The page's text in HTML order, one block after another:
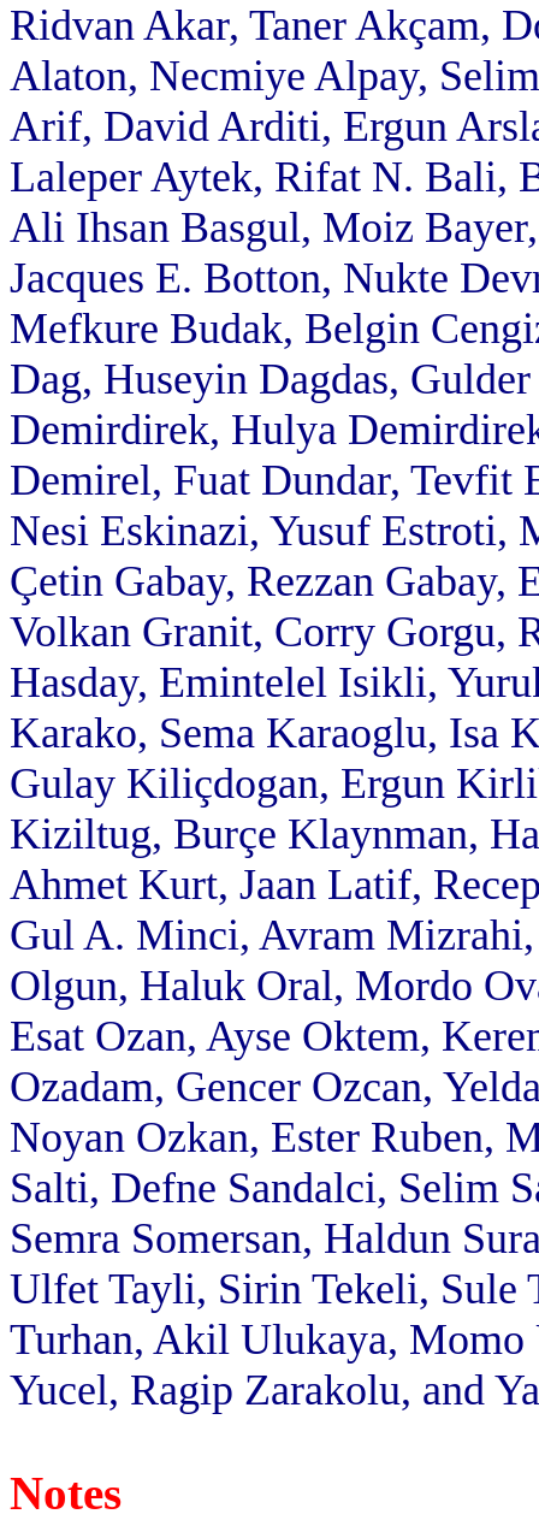
Ridvan Akar, Taner Akçam,
Alaton, Necmiye Alpay,
Arif, David Arditi, Ergun
Laleper Aytek, Rifat N. Bali,
Ali Ihsan Basgul, Moiz
Jacques E. Botton, Nukte
Mefkure Budak, Belgin
Dag, Huseyin Dagdas,
Demirdirek, Hulya
Demirel, Fuat Dundar, Tevfit
Nesi Eskinazi, Yusuf Estroti,
Çetin Gabay, Rezzan Gabay,
Volkan Granit, Corry Gorgu,
Hasday, Emintelel Isikli,
Karako, Sema Karaoglu, Isa
Gulay Kiliçdogan, Ergun
Kiziltug, Burçe Klaynman,
Ahmet Kurt, Jaan Latif,
Gul A. Minci, Avram
Olgun, Haluk Oral, Mordo
Esat Ozan, Ayse Oktem,
Ozadam, Gencer Ozcan,
Noyan Ozkan, Ester Ruben,
Salti, Defne Sandalci, Selim
Semra Somersan, Haldun
Ulfet Tayli, Sirin Tekeli, Sule
Turhan, Akil Ulukaya, Momo
Yucel, Ragip Zarakolu, and
Notes